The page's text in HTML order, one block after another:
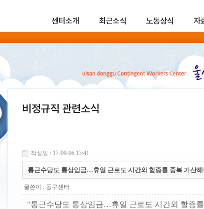
센터소개 최근소식 노동상식 자
비정규직 관련소식
작성일 : 17-09-06 13:41
통근수당도 통상임금…휴일 근로도 시간외 할증률 중복 가산
글쓴이 : 동구센터
"통근수당도 통상임금…휴일 근로도 시간외 할증